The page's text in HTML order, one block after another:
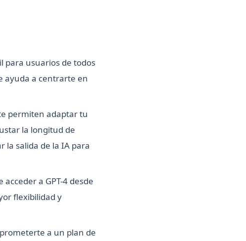
para usuarios de todos
ayuda a centrarte en
permiten adaptar tu
la longitud de
la salida de la IA para
a GPT-4 desde
flexibilidad y
a un plan de